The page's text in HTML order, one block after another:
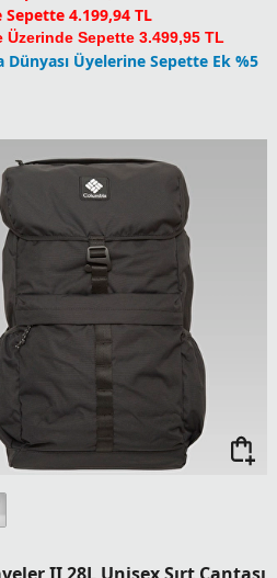
4.199,94 TL
Üzerinde Sepette 3.499,95 TL
Dünyası Üyelerine Sepette Ek %5